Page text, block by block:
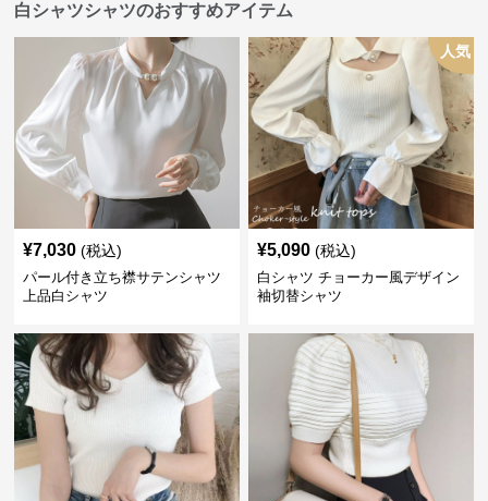
白シャツシャツのおすすめアイテム
¥7,030 (税込)
パール付き立ち襟サテンシャツ
上品白シャツ
人気
¥5,090 (税込)
白シャツ チョーカー風デザイン
袖切替シャツ